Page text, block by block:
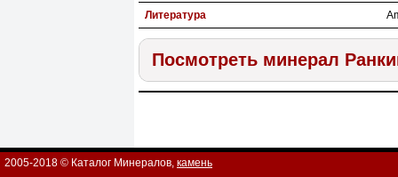
Литература
Посмотреть минерал
2005-2018 © Каталог Минералов, камень